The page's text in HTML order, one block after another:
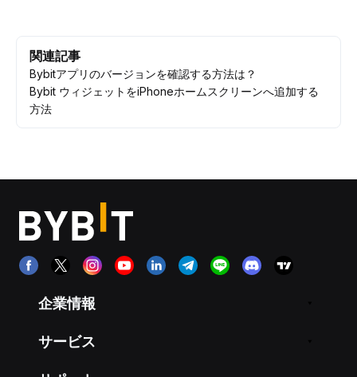
関連記事
Bybitアプリのバージョンを確認する方法は？
Bybit ウィジェットをiPhoneホームスクリーンへ追加する
方法
企業情報
サービス